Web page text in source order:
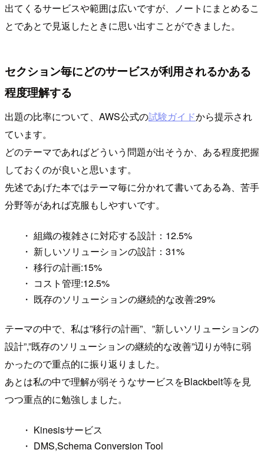
出てくるサービスや範囲は広いですが、ノートにまとめるこ
とであとで見返したときに思い出すことができました。
セクション毎にどのサービスが利用されるかある
程度理解する
出題の比率について、AWS公式の試験ガイドから提示され
ています。
どのテーマであればどういう問題が出そうか、ある程度把握
しておくのが良いと思います。
先述であげた本ではテーマ毎に分かれて書いてある為、苦手
分野等があれば克服もしやすいです。
・ 組織の複雑さに対応する設計：12.5%
・ 新しいソリューションの設計：31%
・ 移行の計画:15%
・ コスト管理:12.5%
・ 既存のソリューションの継続的な改善:29%
テーマの中で、私は”移行の計画”、”新しいソリューションの
設計”,”既存のソリューションの継続的な改善”辺りが特に弱
かったので重点的に振り返りました。
あとは私の中で理解が弱そうなサービスをBlackbelt等を見
つつ重点的に勉強しました。
・ Kinesisサービス
・ DMS,Schema Conversion Tool